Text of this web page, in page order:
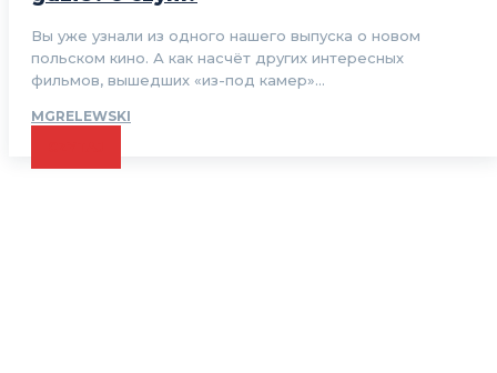
Вы уже узнали из одного нашего выпуска о новом
польском кино. А как насчёт других интересных
фильмов, вышедших «из-под камер»...
MGRELEWSKI